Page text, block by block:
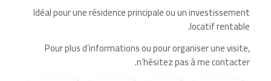
Idéal pour une résidence principale ou un investissement
locatif rentable.
Pour plus d’informations ou pour organiser une visite,
n’hésitez pas à me contacter.